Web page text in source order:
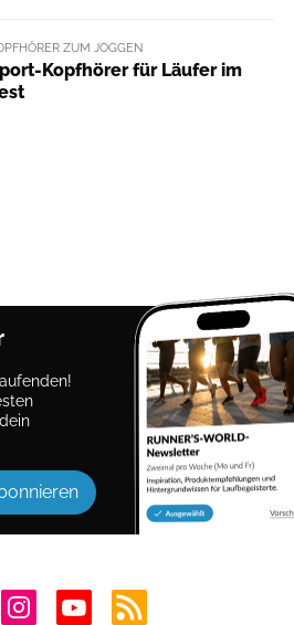
ZUM JOGGEN
Kopfhörer für Läufer im